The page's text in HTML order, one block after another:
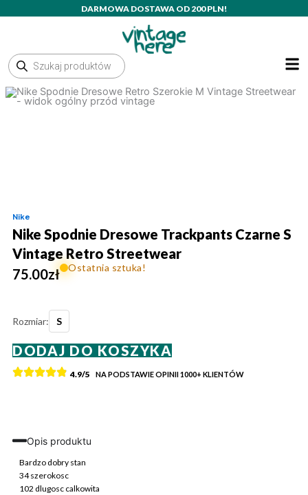
DARMOWA DOSTAWA OD 200 PLN!
Wyszukiwarka
produktów
Nike
Nike Spodnie Dresowe Trackpants Czarne S
Vintage Retro Streetwear
75.00zł Ostatnia sztuka!
Rozmiar:
S
Nike
Spodnie
Dresowe
Vintage
Retro
Streetwear
DODAJ DO KOSZYKA
4.9/5 NA PODSTAWIE OPINII1000+ KLIENTÓW
Opis produktu
Bardzo dobry stan
34 szerokosc
102 dlugosc calkowita